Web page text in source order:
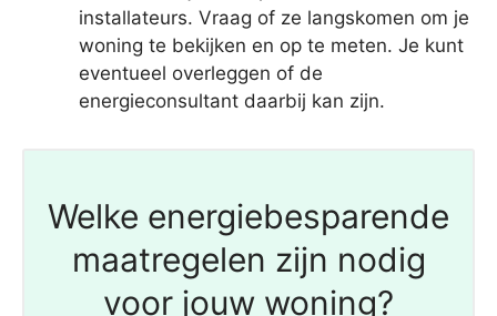
installateurs. Vraag of ze langskomen om je
woning te bekijken en op te meten. Je kunt
eventueel overleggen of de
energieconsultant daarbij kan zijn.
Welke energiebesparende
maatregelen zijn nodig
voor jouw woning?